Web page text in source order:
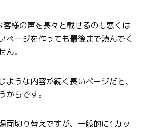
様の声を長々と載せるのも悪くは
ページを作っても最後まで読んでく
ん。
ような内容が続く長いページだと、
からです。
面切り替えですが、一般的に1カッ